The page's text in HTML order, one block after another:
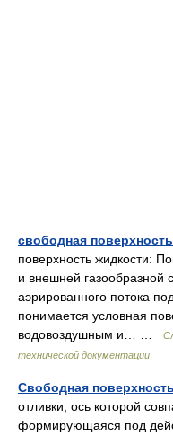
свободная
поверхность жидкости:
и внешней газообразной
аэрированного потока
понимается условная
водовоздушным и… …
технической документации
Свободная
отливки, ось которой
формирующаяся под